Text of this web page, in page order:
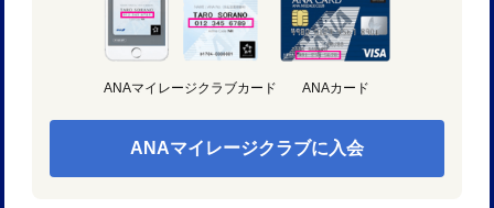
ANAマイレージクラブカード ANAカード
ANAマイレージクラブに入会